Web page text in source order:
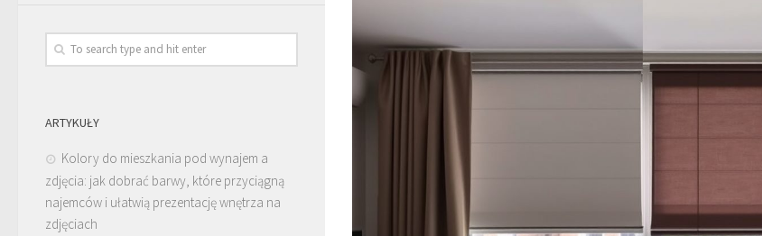
ARTYKUŁY
Kolory do mieszkania pod wynajem a
zdjęcia: jak dobrać barwy, które przyciągną
najemców i ułatwią prezentację wnętrza na
zdjęciach